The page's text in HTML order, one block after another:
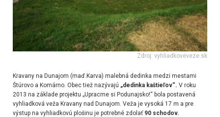
Zdroj: vyhliadkoveveze.sk
Kravany na Dunajom (maď.Karva) malebná dedinka medzi mestami
Štúrovo a Komárno. Obec tiež nazývajú „dedinka kaštieľov“. V roku
2013 na základe projektu „Upracme si Podunajsko!“ bola postavená
vyhliadková veža Kravany nad Dunajom. Veža je vysoká 17 m a pre
výstup na vyhliadkovú plošinu je potrebné zdolať 90 schodov.